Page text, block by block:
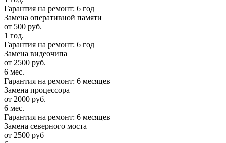
Гарантия на ремонт: 6 год
Замена оперативной памяти
от 500 руб.
1 год.
Гарантия на ремонт: 6 год
Замена видеочипа
от 2500 руб.
6 мес.
Гарантия на ремонт: 6 месяцев
Замена процессора
от 2000 руб.
6 мес.
Гарантия на ремонт: 6 месяцев
Замена северного моста
от 2500 руб